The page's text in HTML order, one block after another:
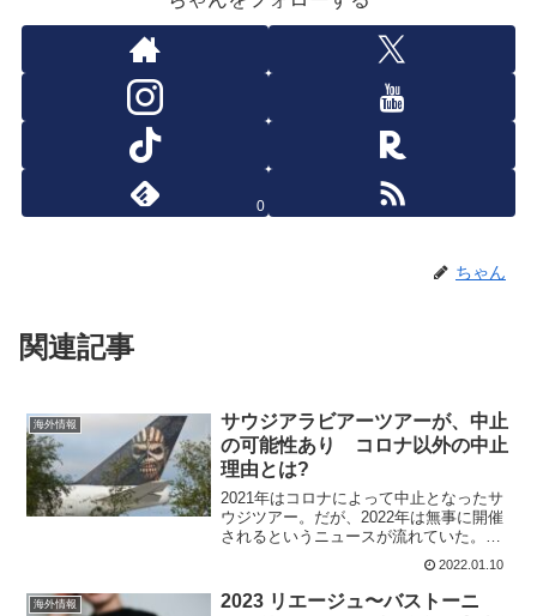
0
ちゃん
関連記事
海外情報
サウジアラビアーツアーが、中止
の可能性あり コロナ以外の中止
理由とは?
2021年はコロナによって中止となったサ
ウジツアー。だが、2022年は無事に開催
されるというニュースが流れていた。し
かし、今回はコロナ以外の要因で、中止
となりそうだと伝えられている。コロナ
以外で中止となる理由とは?中止の可能性
2022.01.10
海外情報
2023 リエージュ〜バストーニ